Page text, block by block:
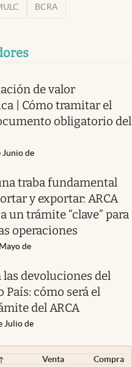
BCRA
de valor
| Cómo tramitar el
obligatorio del
Junio de
traba fundamental
y exportar: ARCA
un trámite “clave” para
operaciones
de
las devoluciones del
País: cómo será el
del ARCA
Julio de
Venta
Compra